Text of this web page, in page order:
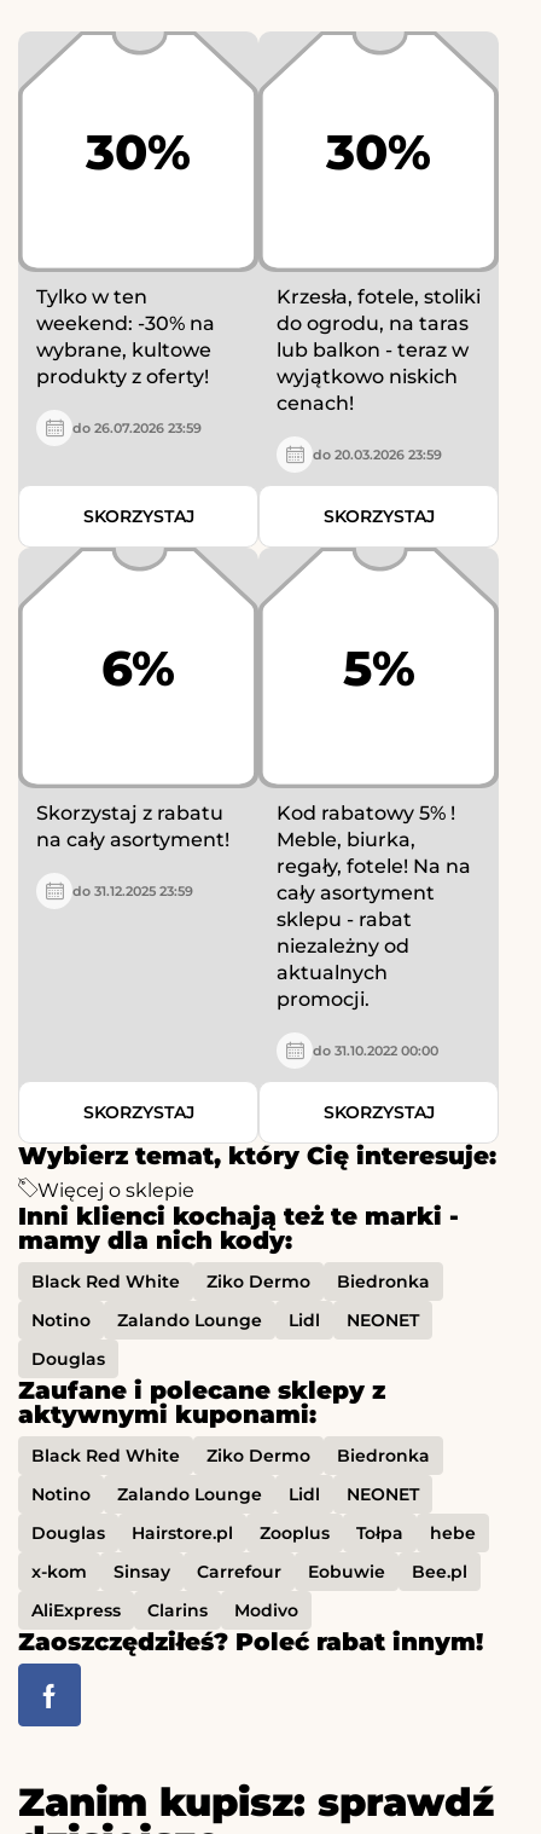
Wybierz temat, który Cię interesuje:
Więcej o sklepie
Inni klienci kochają też te marki -
mamy dla nich kody:
Black Red White Ziko Dermo
Biedronka
Notino
Zalando Lounge Lidl
NEONET
Douglas
Zaufane i polecane sklepy z
aktywnymi kuponami:
Black Red White Ziko Dermo
Biedronka
Notino
Zalando Lounge Lidl
NEONET
Douglas
Hairstore.pl Zooplus Tołpa
hebe
x-kom
Sinsay Carrefour Eobuwie
Bee.pl
AliExpress
Clarins Modivo
Zaoszczędziłeś? Poleć rabat innym!
30%
Tylko w ten
weekend: -30% na
wybrane, kultowe
produkty z oferty!
do 26.07.2026 23:59
SKORZYSTAJ
30%
Krzesła, fotele, stoliki
do ogrodu, na taras
lub balkon - teraz w
wyjątkowo niskich
cenach!
do 20.03.2026 23:59
SKORZYSTAJ
6%
Skorzystaj z rabatu
na cały asortyment!
do 31.12.2025 23:59
SKORZYSTAJ
5%
Kod rabatowy 5% !
Meble, biurka,
regały, fotele! Na na
cały asortyment
sklepu - rabat
niezależny od
aktualnych
promocji.
do 31.10.2022 00:00
SKORZYSTAJ
Zanim kupisz: sprawdź